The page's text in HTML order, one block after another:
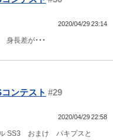
2020/04/29 23:14
差が・・・
ンテスト #29
2020/04/29 22:58
SS3 おまけ パキプスと